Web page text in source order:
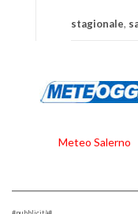
stagionale,
Meteo Salerno